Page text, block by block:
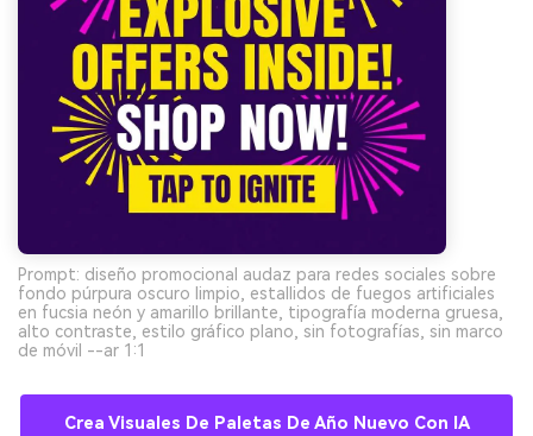
Prompt: diseño promocional audaz para redes sociales sobre
fondo púrpura oscuro limpio, estallidos de fuegos artificiales
en fucsia neón y amarillo brillante, tipografía moderna gruesa,
alto contraste, estilo gráfico plano, sin fotografías, sin marco
de móvil --ar 1:1
Crea Visuales De Paletas De Año Nuevo Con IA